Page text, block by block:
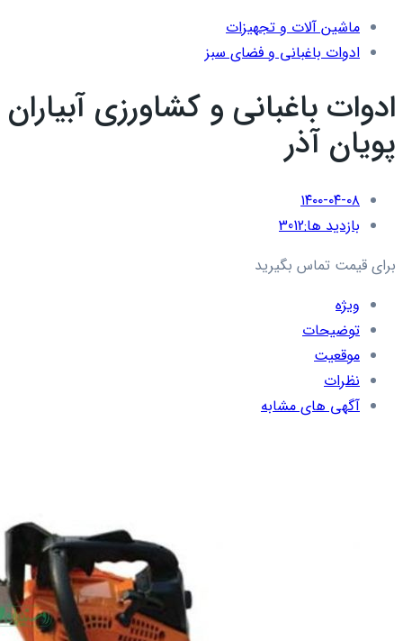
ماشین آلات و تجهیزات
ادوات باغبانی و فضای سبز
ادوات باغبانی و کشاورزی آبیاران
پویان آذر
۱۴۰۰-۰۴-۰۸
بازدید ها:3012
برای قیمت تماس بگیرید
ویژه
توضیحات
موقعیت
نظرات
آگهی های مشابه